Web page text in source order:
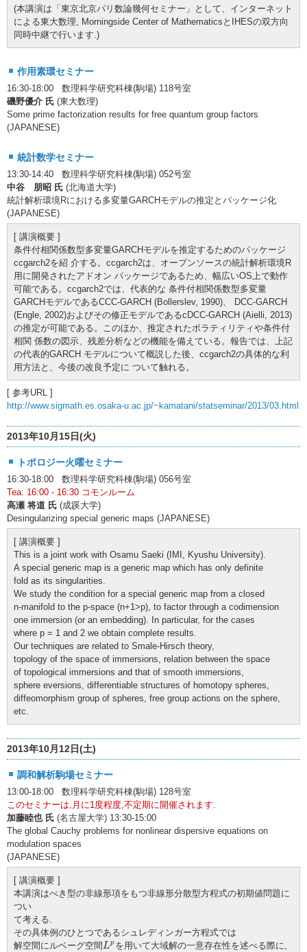
(本講演は「東京北京パリ数論幾何セミナー」として、インターネット
による東大数理, Morningside Center of MathematicsとIHESの双方向
同時中継で行います.)
作用素環セミナー
16:30-18:00 数理科学研究科棟(駒場) 118号室
磯野優介 氏 (東大数理)
Some prime factorization results for free quantum group factors
(JAPANESE)
統計数学セミナー
13:30-14:40 数理科学研究科棟(駒場) 052号室
中谷 朋昭 氏 (北海道大学)
統計解析環境Rにおける多変量GARCHモデルの推定とパッケージ化
(JAPANESE)
[ 講演概要 ]
条件付相関係数型多変量GARCHモデルを推定するためのパッケージ
ccgarch2を紹 介する。ccgarch2は、オープンソースの統計解析環境R
用に開発されたアドオン パッケージであるため、幅広いOS上で動作
可能である。ccgarch2では、代表的な 条件付相関係数型多変量
GARCHモデルであるCCC-GARCH (Bollerslev, 1990)、 DCC-GARCH
(Engle, 2002)およびその修正モデルであるcDCC-GARCH (Aielli, 2013)
の推定が可能である。このほか、推定されたボラティリティや条件付
相関 係数の図示、残差分析などの機能を備えている。報告では、上記
の代表的GARCH モデルについて概説した後、ccgarch2の具体的な利
用方法と、今後の改良予定に ついて触れる。
[ 参考URL ]
http://www.sigmath.es.osaka-u.ac.jp/~kamatani/statseminar/2013/03.html
2013年10月15日(火)
トポロジー火曜セミナー
16:30-18:00 数理科学研究科棟(駒場) 056号室
Tea: 16:00 - 16:30 コモンルーム
高瀬 将道 氏 (成蹊大学)
Desingularizing special generic maps (JAPANESE)
[ 講演概要 ]
This is a joint work with Osamu Saeki (IMI, Kyushu University).
A special generic map is a generic map which has only definite
fold as its singularities.
We study the condition for a special generic map from a closed
n-manifold to the p-space (n+1>p), to factor through a codimension
one immersion (or an embedding). In particular, for the cases
where p = 1 and 2 we obtain complete results.
Our techniques are related to Smale-Hirsch theory,
topology of the space of immersions, relation between the space
of topological immersions and that of smooth immersions,
sphere eversions, differentiable structures of homotopy spheres,
diffeomorphism group of spheres, free group actions on the sphere,
etc.
2013年10月12日(土)
調和解析駒場セミナー
13:00-18:00 数理科学研究科棟(駒場) 128号室
このセミナーは,月に1度程度,不定期に開催されます.
加藤睦也 氏 (名古屋大学) 13:30-15:00
The global Cauchy problems for nonlinear dispersive equations on
modulation spaces
(JAPANESE)
[ 講演概要 ]
本講演はべき型の非線形項をもつ非線形分散型方程式の初期値問題に
つい
て考える.
その具体例のひとつであるシュレディンガー方程式では
解空間にルベーグ空間 Lp
Lp を用いて大域解の一意存在性を述べる際に,